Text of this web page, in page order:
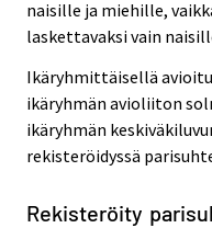
naisille ja miehille,
laskettavaksi vain
Ikäryhmittäisellä
ikäryhmän avioliiton
ikäryhmän
rekisteröidyssä
Rekisteröity